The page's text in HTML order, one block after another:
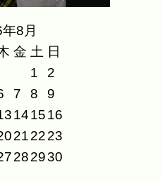
8月
金 土 日
1
2
7 8
9
141516
212223
282930